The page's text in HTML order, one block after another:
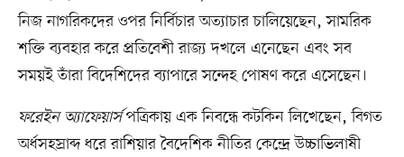
নিজ নাগরিকদের ওপর নির্বিচার অত্যাচার চালিয়েছেন, সামরিক
শক্তি ব্যবহার করে প্রতিবেশী রাজ্য দখলে এনেছেন এবং সব
সময়ই তাঁরা বিদেশিদের ব্যাপারে সন্দেহ পোষণ করে এসেছেন।
ফরেইন অ্যাফেয়ার্সপত্রিকায় এক নিবন্ধে কটকিন লিখেছেন, বিগত
অর্ধসহস্রাব্দ ধরে রাশিয়ার বৈদেশিক নীতির কেন্দ্রে উচ্চাভিলাষী